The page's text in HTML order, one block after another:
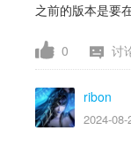
之前的版本是要
0 讨
ribon
2024-